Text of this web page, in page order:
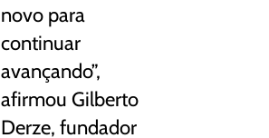
novo para
continuar
avançando”,
afirmou Gilberto
Derze, fundador